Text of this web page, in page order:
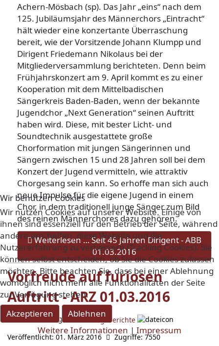
Achern-Mösbach (sp). Das Jahr „eins“ nach dem
125. Jubiläumsjahr des Männerchors „Eintracht“
hält wieder eine konzertante Überraschung
bereit, wie der Vorsitzende Johann Klumpp und
Dirigent Friedemann Nikolaus bei der
Mitgliederversammlung berichteten. Denn beim
Frühjahrskonzert am 9. April kommt es zu einer
Kooperation mit dem Mittelbadischen
Sängerkreis Baden-Baden, wenn der bekannte
Jugendchor „Next Generation“ seinen Auftritt
haben wird. Diese, mit bester Licht- und
Soundtechnik ausgestattete große
Chorformation mit jungen Sängerinnen und
Sängern zwischen 15 und 28 Jahren soll bei dem
Konzert der Jugend vermitteln, wie attraktiv
Chorgesang sein kann. So erhoffe man sich auch
neue Impulse für die eigene Jugend in einem
Chor, in dem traditionell junge Sänger zum Bild
des reinen Männerchores dazu gehören.
Weiterlesen … Seit 45 Jahren Dirigent - ABB
01.03.2016
Vorfreude auf furiosen
Auftritt - ARZ 01.03.2016
Details Kategorie:Zeitungsberichte
Veröffentlicht: 01. März 2016
Zugriffe: 7550
Wir benutzen Cookies
Wir nutzen Cookies auf unserer Website. Einige von
ihnen sind essenziell für den Betrieb der Seite, während
andere uns helfen, diese Website und die
Nutzererfahrung zu verbessern (Tracking Cookies). Sie
können selbst entscheiden, ob Sie die Cookies zulassen
möchten. Bitte beachten Sie, dass bei einer Ablehnung
womöglich nicht mehr alle Funktionalitäten der Seite
zur Verfügung stehen.
Akzeptieren
Ablehnen
Weitere Informationen | Impressum